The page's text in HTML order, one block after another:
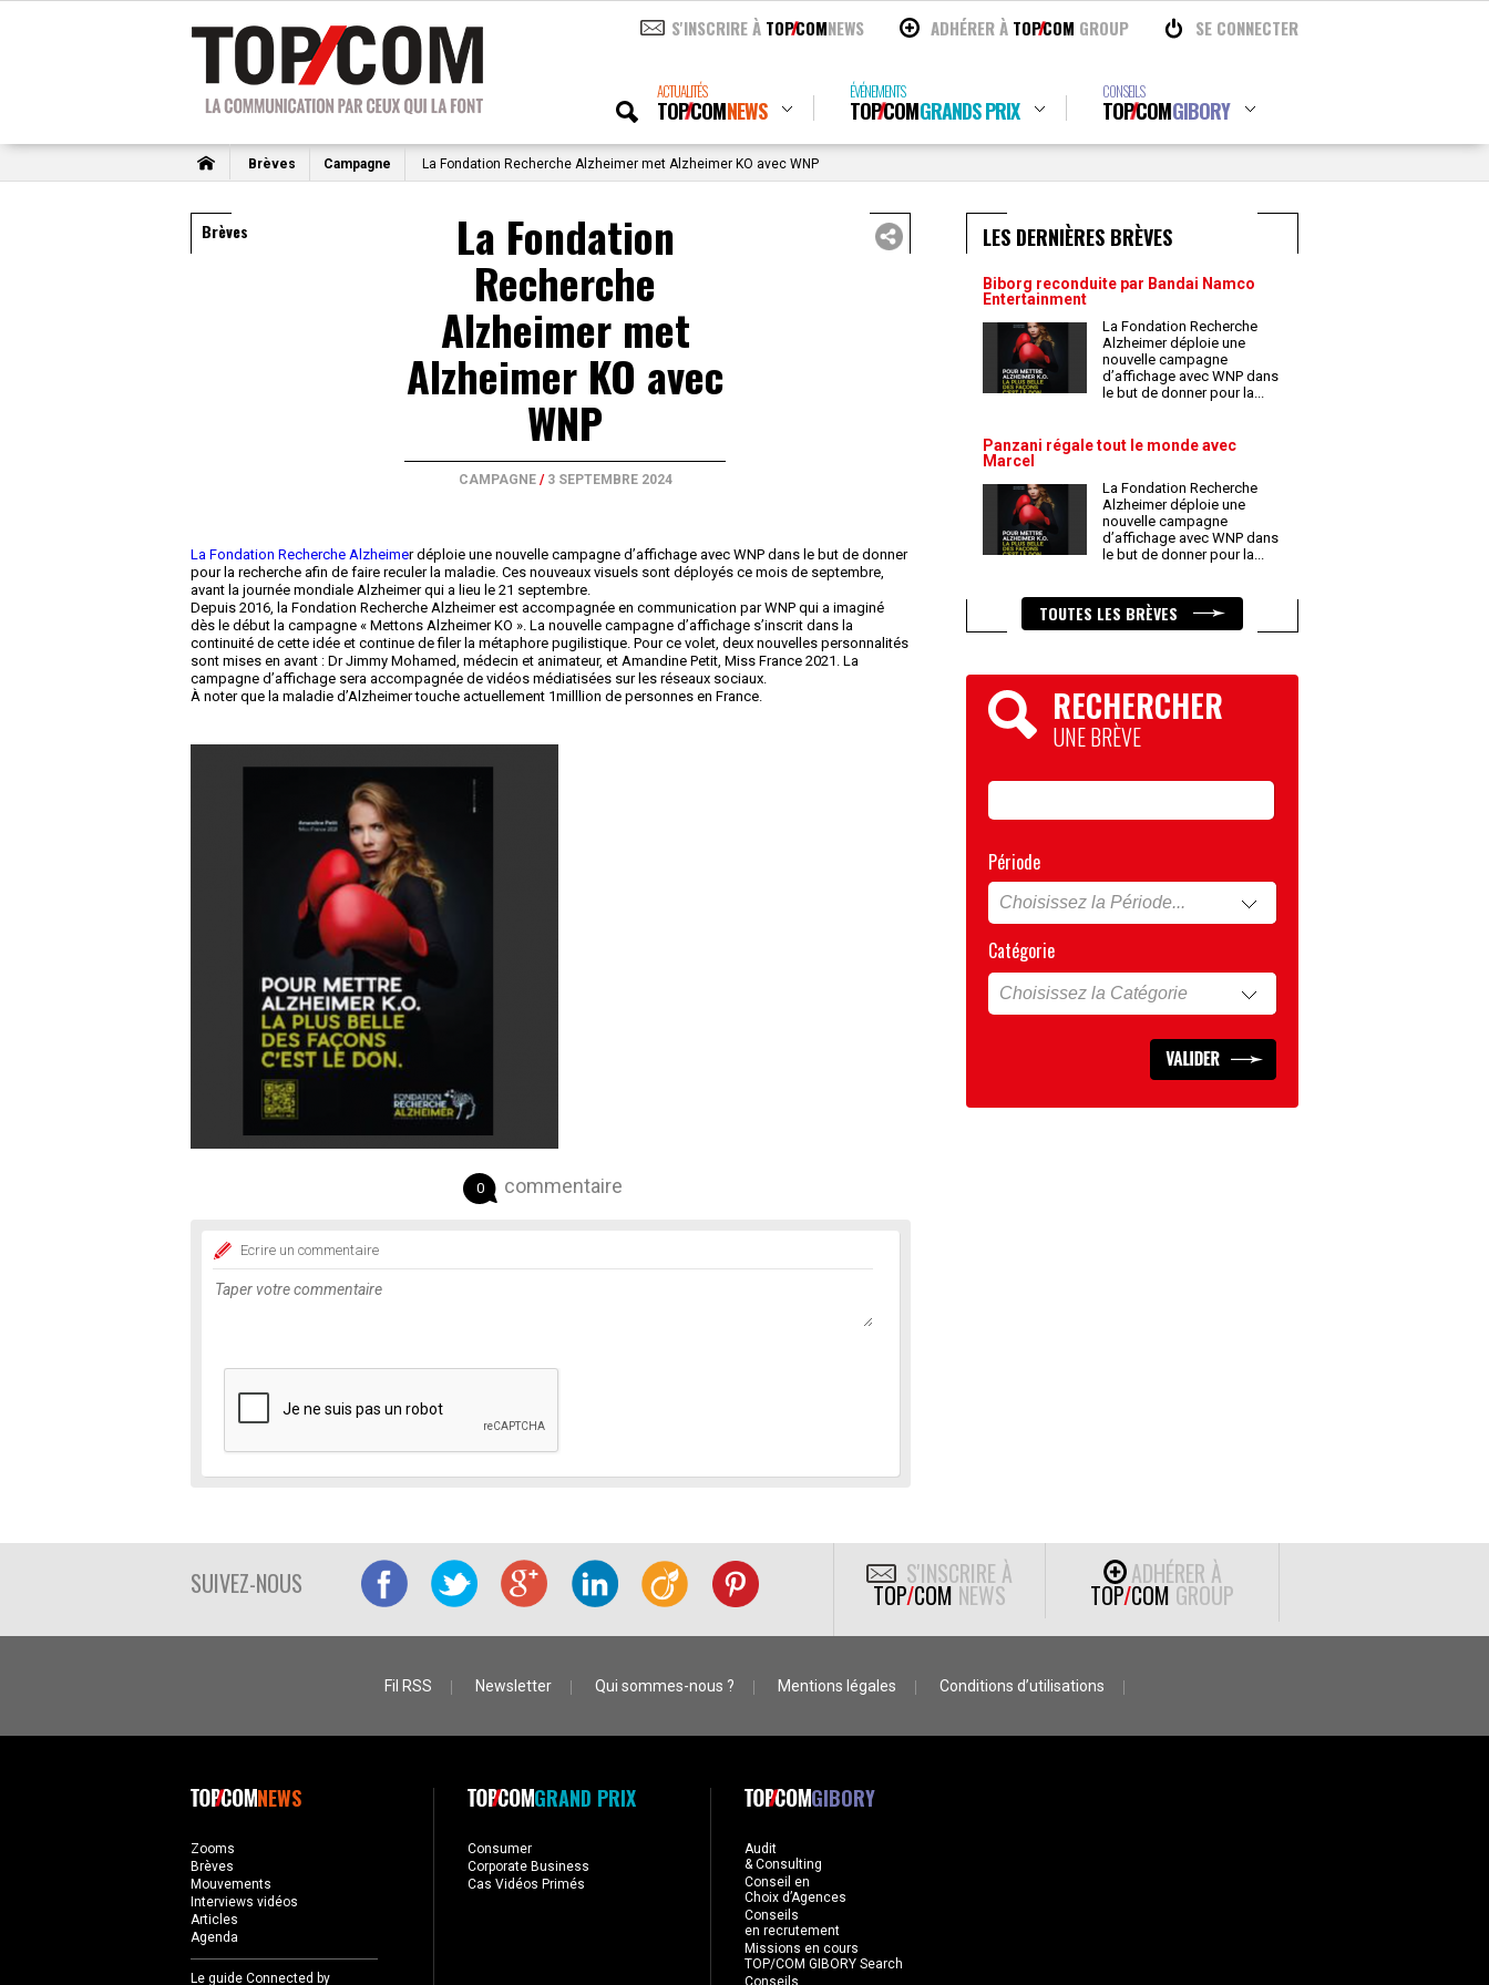
S'INSCRIRE À TOPCOMNEWS ADHÉRER À TOPCOM GROUP SE CONNECTER
ACTUALITÉS
TOPCOMNEWS
ÉVÉNEMENTS
TOPCOMGRANDS PRIX
CONSEILS
TOPCOMGIBORY
Brèves Campagne La Fondation Recherche Alzheimer met Alzheimer KO avec WNP
Brèves La Fondation
Recherche
Alzheimer met
Alzheimer KO avec
WNP
CAMPAGNE/ 3 SEPTEMBRE 2024
La Fondation Recherche Alzheimer déploie une nouvelle campagne d’affichage avec WNP dans le but de donner
pour la recherche afin de faire reculer la maladie. Ces nouveaux visuels sont déployés ce mois de septembre,
avant la journée mondiale Alzheimer qui a lieu le 21 septembre.
Depuis 2016, la Fondation Recherche Alzheimer est accompagnée en communication par WNP qui a imaginé
dès le début la campagne « Mettons Alzheimer KO ». La nouvelle campagne d’affichage s’inscrit dans la
continuité de cette idée et continue de filer la métaphore pugilistique. Pour ce volet, deux nouvelles personnalités
sont mises en avant : Dr Jimmy Mohamed, médecin et animateur, et Amandine Petit, Miss France 2021. La
campagne d’affichage sera accompagnée de vidéos médiatisées sur les réseaux sociaux.
À noter que la maladie d’Alzheimer touche actuellement 1milllion de personnes en France.
0 commentaire
Ecrire un commentaire
LES DERNIÈRES BRÈVES
Biborg reconduite par Bandai Namco
Entertainment
La Fondation Recherche
Alzheimer déploie une
nouvelle campagne
d’affichage avec WNP dans
le but de donner pour la...
Panzani régale tout le monde avec
Marcel
La Fondation Recherche
Alzheimer déploie une
nouvelle campagne
d’affichage avec WNP dans
le but de donner pour la...
TOUTES LES BRÈVES
RECHERCHER
UNE BRÈVE
Période
Catégorie
SUIVEZ-NOUS S'INSCRIRE À
TOP/COM NEWS
ADHÉRER À
TOP/COM GROUP
Fil RSS Newsletter Qui sommes-nous ? Mentions légales Conditions d’utilisations
NEWS
Zooms
Brèves
Mouvements
Interviews vidéos
Articles
Agenda
Le guide Connected by
GRAND PRIX
Consumer
Corporate Business
Cas Vidéos Primés
GIBORY
Audit
& Consulting
Conseil en
Choix d’Agences
Conseils
en recrutement
Missions en cours
TOP/COM GIBORY Search
Conseils